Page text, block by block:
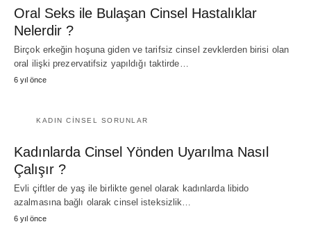
Oral Seks ile Bulaşan Cinsel Hastalıklar
Nelerdir ?
Birçok erkeğin hoşuna giden ve tarifsiz cinsel zevklerden birisi olan
oral ilişki prezervatifsiz yapıldığı taktirde…
6 yıl önce
KADIN CINSEL SORUNLAR
Kadınlarda Cinsel Yönden Uyarılma Nasıl
Çalışır ?
Evli çiftler de yaş ile birlikte genel olarak kadınlarda libido
azalmasına bağlı olarak cinsel isteksizlik…
6 yıl önce